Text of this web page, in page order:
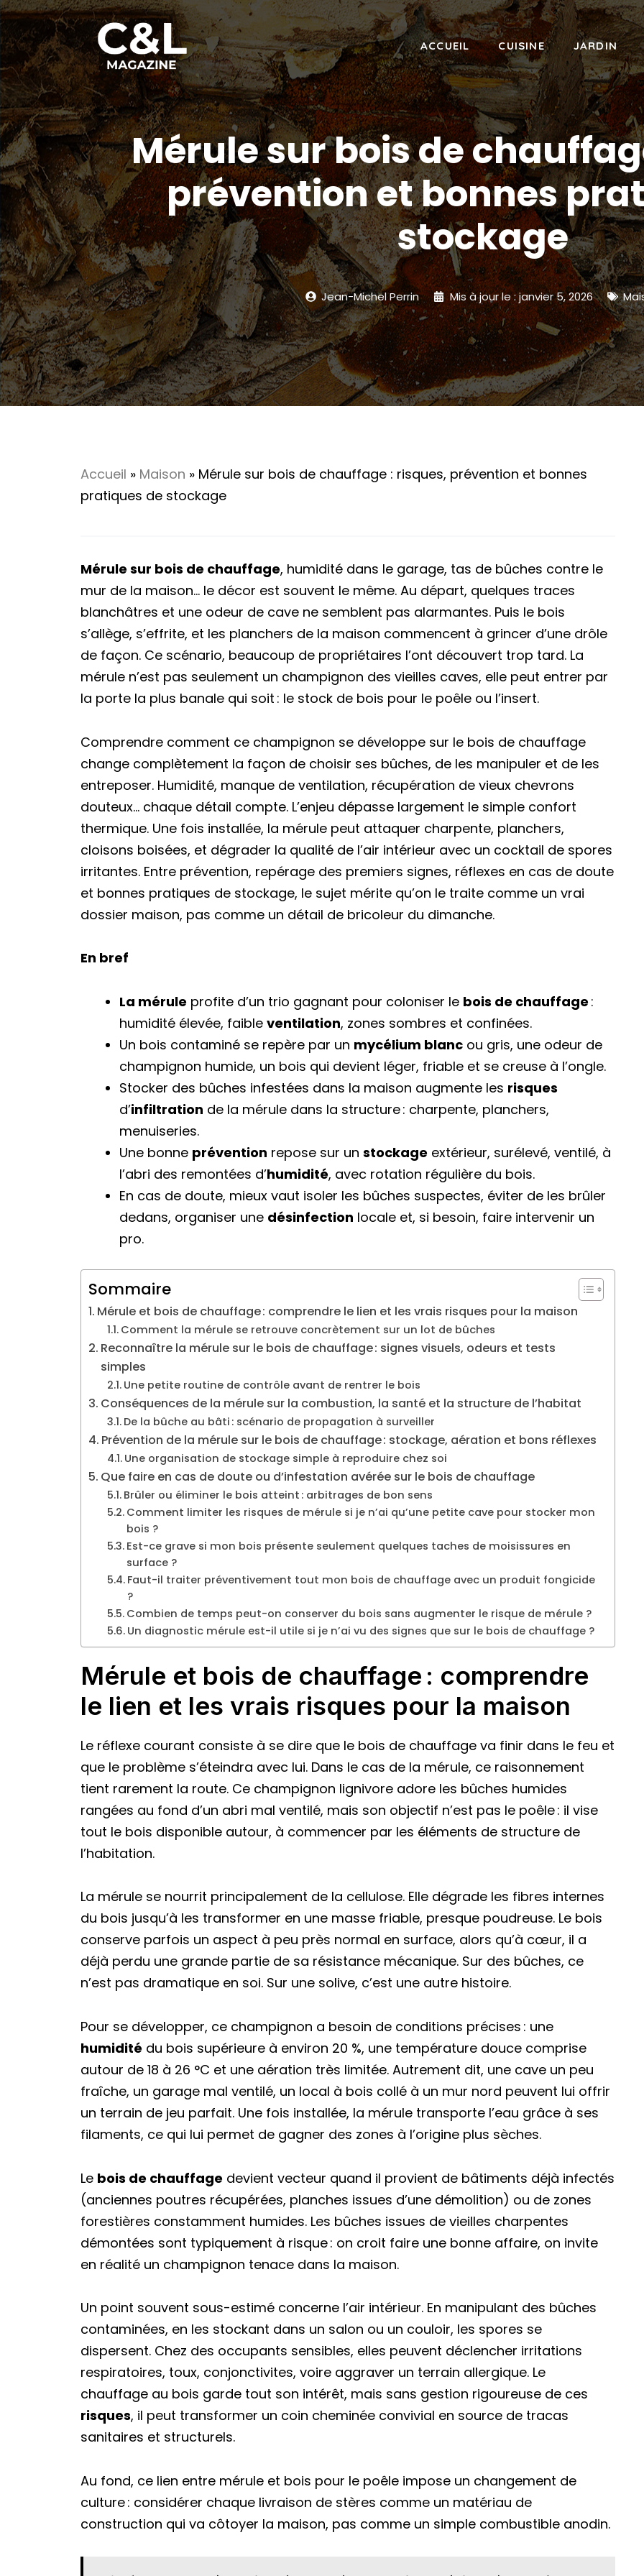
Aller
au
contenu
ACCUEIL CUISINE JARDIN
Mérule sur bois de
prévention et bonnes
stockage
Jean-Michel Perrin Mis à jour le :janvier 5, 2026
Accueil » Maison » Mérule sur bois de chauffage : risques, prévention et bonnes
pratiques de stockage
Mérule sur bois de chauffage, humidité dans le garage, tas de bûches contre le
mur de la maison… le décor est souvent le même. Au départ, quelques traces
blanchâtres et une odeur de cave ne semblent pas alarmantes. Puis le bois
s’allège, s’effrite, et les planchers de la maison commencent à grincer d’une drôle
de façon. Ce scénario, beaucoup de propriétaires l’ont découvert trop tard. La
mérule n’est pas seulement un champignon des vieilles caves, elle peut entrer par
la porte la plus banale qui soit : le stock de bois pour le poêle ou l’insert.
Comprendre comment ce champignon se développe sur le bois de chauffage
change complètement la façon de choisir ses bûches, de les manipuler et de les
entreposer. Humidité, manque de ventilation, récupération de vieux chevrons
douteux… chaque détail compte. L’enjeu dépasse largement le simple confort
thermique. Une fois installée, la mérule peut attaquer charpente, planchers,
cloisons boisées, et dégrader la qualité de l’air intérieur avec un cocktail de spores
irritantes. Entre prévention, repérage des premiers signes, réflexes en cas de doute
et bonnes pratiques de stockage, le sujet mérite qu’on le traite comme un vrai
dossier maison, pas comme un détail de bricoleur du dimanche.
En bref
La mérule profite d’un trio gagnant pour coloniser le bois de chauffage :
humidité élevée, faible ventilation, zones sombres et confinées.
Un bois contaminé se repère par un mycélium blanc ou gris, une odeur de
champignon humide, un bois qui devient léger, friable et se creuse à l’ongle.
Stocker des bûches infestées dans la maison augmente les risques
d’infiltration de la mérule dans la structure : charpente, planchers,
menuiseries.
Une bonne prévention repose sur un stockage extérieur, surélevé, ventilé, à
l’abri des remontées d’humidité, avec rotation régulière du bois.
En cas de doute, mieux vaut isoler les bûches suspectes, éviter de les brûler
dedans, organiser une désinfection locale et, si besoin, faire intervenir un
pro.
Sommaire
Mérule et bois de chauffage : comprendre le lien et les vrais risques pour la maison
Comment la mérule se retrouve concrètement sur un lot de bûches
Reconnaître la mérule sur le bois de chauffage : signes visuels, odeurs et tests
simples
Une petite routine de contrôle avant de rentrer le bois
Conséquences de la mérule sur la combustion, la santé et la structure de l’habitat
De la bûche au bâti : scénario de propagation à surveiller
Prévention de la mérule sur le bois de chauffage : stockage, aération et bons réflexes
Une organisation de stockage simple à reproduire chez soi
Que faire en cas de doute ou d’infestation avérée sur le bois de chauffage
Brûler ou éliminer le bois atteint : arbitrages de bon sens
Comment limiter les risques de mérule si je n’ai qu’une petite cave pour stocker mon
bois ?
Est-ce grave si mon bois présente seulement quelques taches de moisissures en
surface ?
Faut-il traiter préventivement tout mon bois de chauffage avec un produit fongicide
?
Combien de temps peut-on conserver du bois sans augmenter le risque de mérule ?
Un diagnostic mérule est-il utile si je n’ai vu des signes que sur le bois de chauffage ?
Mérule et bois de chauffage : comprendre
le lien et les vrais risques pour la maison
Le réflexe courant consiste à se dire que le bois de chauffage va finir dans le feu et
que le problème s’éteindra avec lui. Dans le cas de la mérule, ce raisonnement
tient rarement la route. Ce champignon lignivore adore les bûches humides
rangées au fond d’un abri mal ventilé, mais son objectif n’est pas le poêle : il vise
tout le bois disponible autour, à commencer par les éléments de structure de
l’habitation.
La mérule se nourrit principalement de la cellulose. Elle dégrade les fibres internes
du bois jusqu’à les transformer en une masse friable, presque poudreuse. Le bois
conserve parfois un aspect à peu près normal en surface, alors qu’à cœur, il a
déjà perdu une grande partie de sa résistance mécanique. Sur des bûches, ce
n’est pas dramatique en soi. Sur une solive, c’est une autre histoire.
Pour se développer, ce champignon a besoin de conditions précises : une
humidité du bois supérieure à environ 20 %, une température douce comprise
autour de 18 à 26 °C et une aération très limitée. Autrement dit, une cave un peu
fraîche, un garage mal ventilé, un local à bois collé à un mur nord peuvent lui offrir
un terrain de jeu parfait. Une fois installée, la mérule transporte l’eau grâce à ses
filaments, ce qui lui permet de gagner des zones à l’origine plus sèches.
Le bois de chauffage devient vecteur quand il provient de bâtiments déjà infectés
(anciennes poutres récupérées, planches issues d’une démolition) ou de zones
forestières constamment humides. Les bûches issues de vieilles charpentes
démontées sont typiquement à risque : on croit faire une bonne affaire, on invite
en réalité un champignon tenace dans la maison.
Un point souvent sous-estimé concerne l’air intérieur. En manipulant des bûches
contaminées, en les stockant dans un salon ou un couloir, les spores se
dispersent. Chez des occupants sensibles, elles peuvent déclencher irritations
respiratoires, toux, conjonctivites, voire aggraver un terrain allergique. Le
chauffage au bois garde tout son intérêt, mais sans gestion rigoureuse de ces
risques, il peut transformer un coin cheminée convivial en source de tracas
sanitaires et structurels.
Au fond, ce lien entre mérule et bois pour le poêle impose un changement de
culture : considérer chaque livraison de stères comme un matériau de
construction qui va côtoyer la maison, pas comme un simple combustible anodin.